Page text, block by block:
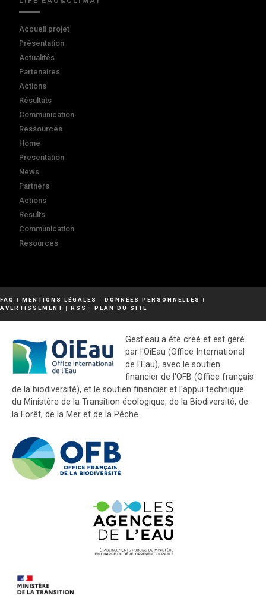
Accueil projet
Présentation
Actualités
Partenaires
Actions
Résultats
Communication
Ressources
Home
Presentation
News
Partners
Actions
Results
Communication
Resources
FAQ | MENTIONS LÉGALES | DONNÉES PERSONNELLES
|
AVERTISSEMENT | RSS | PLAN DU SITE
Gest'eau a été créé et est géré
par l'OiEau (Office International
de l'Eau), avec le soutien
financier de l'OFB (Office français
de la biodiversité), et le soutien financier et l'appui technique
du Ministère de la Transition écologique, de la Biodiversité, de
la Forêt, de la Mer et de la Pêche.